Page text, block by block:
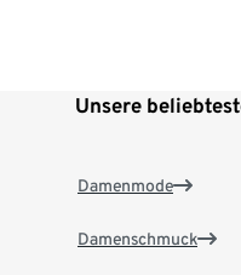
Unsere
Damenmode
Damenschmuck